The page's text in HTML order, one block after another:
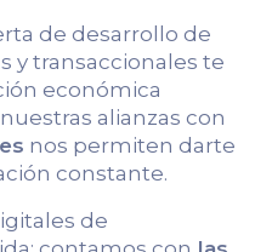
de desarrollo de
y transaccionales te
económica
alianzas con
nos permiten darte
constante.
de